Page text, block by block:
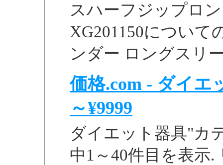
スハーフジップロ
XG201150について
ンダー ロングスリ
価格.com - ダイエ
～¥9999
ダイエット器具"カ
中1～40件目を表示